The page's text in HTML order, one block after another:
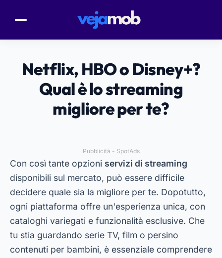
Netflix, HBO o Disney+?
Qual è lo streaming
migliore per te?
Pubblicità - SpotAds
Con così tante opzioni servizi di streaming
disponibili sul mercato, può essere difficile
decidere quale sia la migliore per te. Dopotutto,
ogni piattaforma offre un'esperienza unica, con
cataloghi variegati e funzionalità esclusive. Che
tu stia guardando serie TV, film o persino
contenuti per bambini, è essenziale comprendere